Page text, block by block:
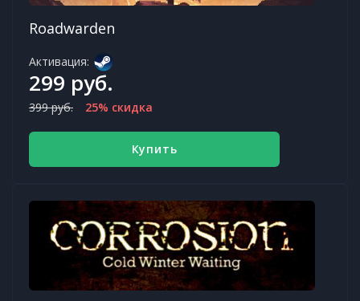
Roadwarden
Активация:
299 руб.
399 руб. 25% скидка
Купить